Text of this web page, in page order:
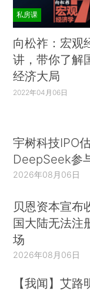
私房课
向松祚：宏观
讲，带你了解
经济大局
2022年04月06日
宇树科技IPO
DeepSeek参
2026年08月06日
贝恩资本宣布
国大陆无法注
场
2026年08月06日
【我闻】艾